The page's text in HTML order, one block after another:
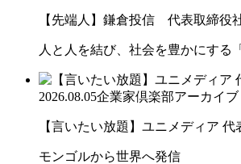
【先端人】鎌倉投信 代表取締
人と人を結び、社会を豊かにする
2026.08.05企業家倶楽部アーカイブ
【言いたい放題】ユニメディア
モンゴルから世界へ発信